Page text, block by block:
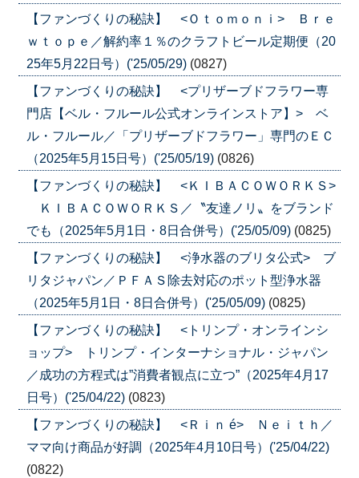
【ファンづくりの秘訣】 <Ｏｔｏｍｏｎｉ> Ｂｒｅ
ｗｔｏｐｅ／解約率１％のクラフトビール定期便（20
25年5月22日号）('25/05/29) (0827)
【ファンづくりの秘訣】 <プリザーブドフラワー専
門店【ベル・フルール公式オンラインストア】> ベ
ル・フルール／「プリザーブドフラワー」専門のＥＣ
（2025年5月15日号）('25/05/19) (0826)
【ファンづくりの秘訣】 <ＫＩＢＡＣＯＷＯＲＫＳ>
ＫＩＢＡＣＯＷＯＲＫＳ／〝友達ノリ〟をブランド
でも（2025年5月1日・8日合併号）('25/05/09) (0825)
【ファンづくりの秘訣】 <浄水器のブリタ公式> ブ
リタジャパン／ＰＦＡＳ除去対応のポット型浄水器
（2025年5月1日・8日合併号）('25/05/09) (0825)
【ファンづくりの秘訣】 <トリンプ・オンラインシ
ョップ> トリンプ・インターナショナル・ジャパン
／成功の方程式は”消費者観点に立つ”（2025年4月17
日号）('25/04/22) (0823)
【ファンづくりの秘訣】 <Ｒｉｎ é> Ｎｅｉｔｈ／
ママ向け商品が好調（2025年4月10日号）('25/04/22)
(0822)